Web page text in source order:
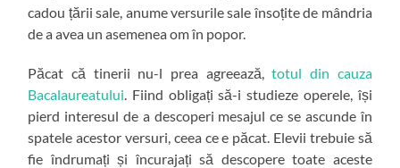
cadou țării sale, anume versurile sale însoțite de mândria
de a avea un asemenea om în popor.
Păcat că tinerii nu-l prea agreează,totul din cauza
Bacalaureatului . Fiind obligați să-i studieze operele, își
pierd interesul de a descoperi mesajul ce se ascunde în
spatele acestor versuri, ceea ce e păcat. Elevii trebuie să
fie îndrumați și încurajați să descopere toate aceste